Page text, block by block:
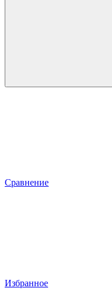
Сравнение
Избранное